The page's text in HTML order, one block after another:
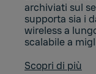
archiviati sul
supporta sia i
wireless a
scalabile a
Scopri di più